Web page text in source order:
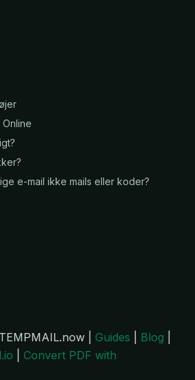
Online
e-mail ikke mails eller koder?
| Guides Blog
Convert PDF with